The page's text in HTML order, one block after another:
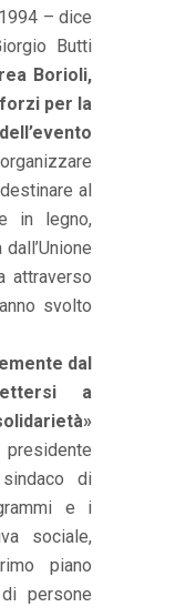
– dice
Butti
Borioli,
per la
al
in legno,
attraverso
svolto
dal
a
sindaco di
e i
sociale,
piano
persone